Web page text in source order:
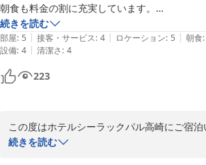
朝食も料金の割に充実しています。
高崎駅近くだと駐車場代が宿泊代＋αで掛かり
掛かりません。
また来ようと思います。
続きを読む
部屋: 5 | 接客・サービス: 4 | ロケーション: 5 | 朝食:
設備: 4 | 清潔さ: 4
223
この度はホテルシーラックパル高崎にご宿
りがとうございます。
続きを読む